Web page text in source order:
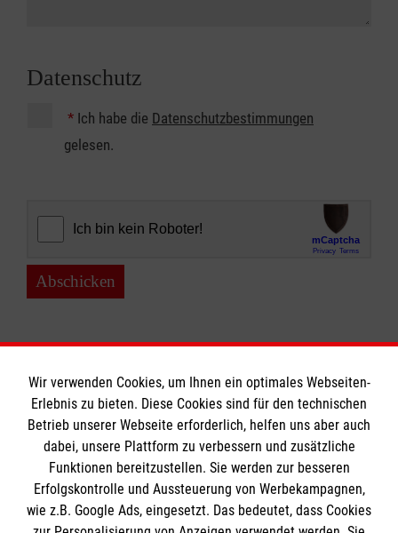
Datenschutz
* Ich habe die Datenschutzbestimmungen
gelesen.
Abschicken
Informationen
Impressum
Datenschutz
Die Malteser
Wir verwenden Cookies, um Ihnen ein optimales Webseiten-
Erlebnis zu bieten. Diese Cookies sind für den technischen
Betrieb unserer Webseite erforderlich, helfen uns aber auch
dabei, unsere Plattform zu verbessern und zusätzliche
Funktionen bereitzustellen. Sie werden zur besseren
Erfolgskontrolle und Aussteuerung von Werbekampagnen,
wie z.B. Google Ads, eingesetzt. Das bedeutet, dass Cookies